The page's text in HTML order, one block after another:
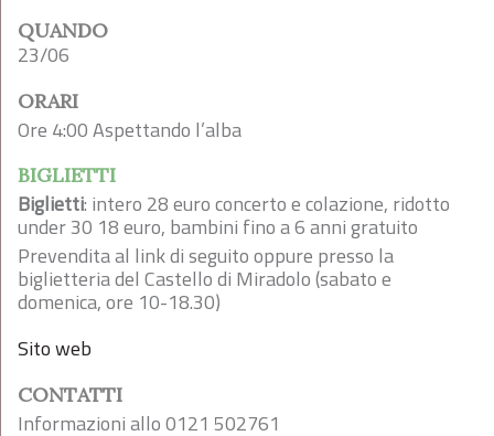
QUANDO
23/06
ORARI
Ore 4:00 Aspettando l’alba
BIGLIETTI
Biglietti: intero 28 euro concerto e colazione, ridotto
under 30 18 euro, bambini fino a 6 anni gratuito
Prevendita al link di seguito oppure presso la
biglietteria del Castello di Miradolo (sabato e
domenica, ore 10-18.30)
Sito web
CONTATTI
Informazioni allo 0121 502761